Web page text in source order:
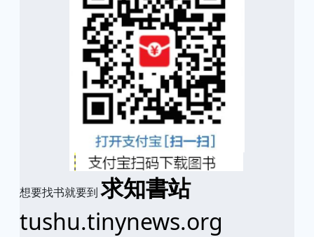
想要找书就要到求知書站
tushu.tinynews.org